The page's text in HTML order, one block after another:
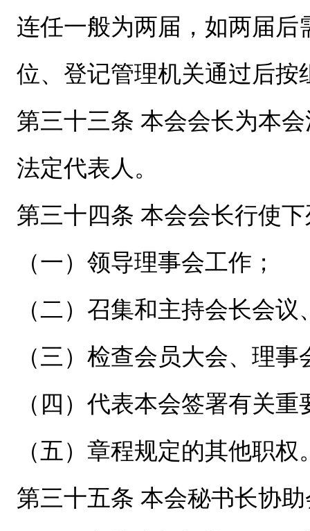
连任一般为两届，如两届
位、登记管理机关通过后按
第三十三条 本会会长为本
法定代表人。
第三十四条 本会会长行使
（一）领导理事会工作；
（二）召集和主持会长会
（三）检查会员大会、理
（四）代表本会签署有关
（五）章程规定的其他职权
第三十五条 本会秘书长协